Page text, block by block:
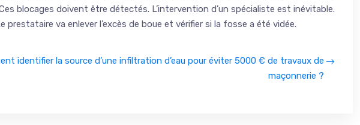
blocages doivent être détectés. L’intervention d’un spécialiste est inévitable.
prestataire va enlever l’excès de boue et vérifier si la fosse a été vidée.
identifier la source d’une infiltration d’eau pour éviter 5000 € de travaux de
maçonnerie ?